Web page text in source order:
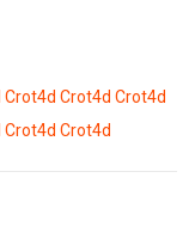
Crot4d Crot4d Crot4d
Crot4d Crot4d